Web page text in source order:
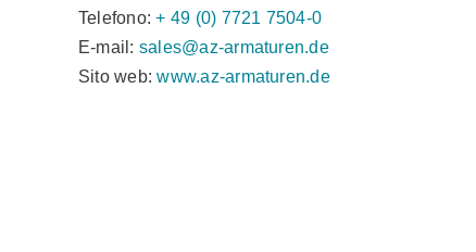
Telefono:+ 49 (0) 7721 7504-0
E-mail: sales@az-armaturen.de
Sito web:www.az-armaturen.de